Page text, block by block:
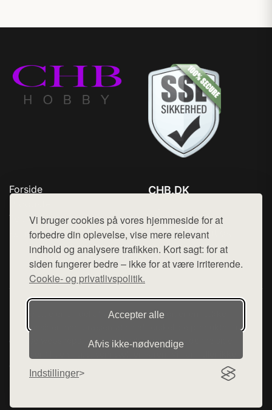
Vi bruger cookies på vores hjemmeside for at
forbedre din oplevelse, vise mere relevant
indhold og analysere trafikken. Kort sagt: for at
siden fungerer bedre – ikke for at være irriterende.
Cookie- og privatlivspolitik.
Accepter alle
Afvis ikke‑nødvendige
Indstillinger
Forside
Top Rabatter
Kontakt
CHB.DK
Mail: hej@want.dk
Cookie- og privatlivspolitik
Denne side er en del af want.dk, der udgiver en række
hjemmesider med præsentation af forskellige produkter fra
diverse webshops. Der sælges ikke varer fra denne side - vi
henviser til de shops, som sælger varen. Vi har heller ikke
varerne på lager.